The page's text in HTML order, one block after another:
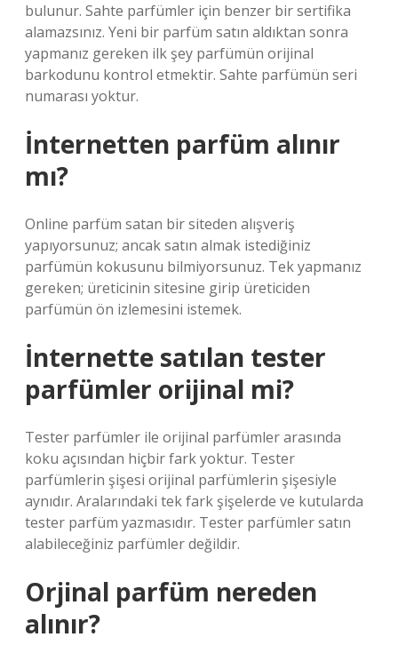
bulunur. Sahte parfümler için benzer bir sertifika
alamazsınız. Yeni bir parfüm satın aldıktan sonra
yapmanız gereken ilk şey parfümün orijinal
barkodunu kontrol etmektir. Sahte parfümün seri
numarası yoktur.
İnternetten parfüm alınır
mı?
Online parfüm satan bir siteden alışveriş
yapıyorsunuz; ancak satın almak istediğiniz
parfümün kokusunu bilmiyorsunuz. Tek yapmanız
gereken; üreticinin sitesine girip üreticiden
parfümün ön izlemesini istemek.
İnternette satılan tester
parfümler orijinal mi?
Tester parfümler ile orijinal parfümler arasında
koku açısından hiçbir fark yoktur. Tester
parfümlerin şişesi orijinal parfümlerin şişesiyle
aynıdır. Aralarındaki tek fark şişelerde ve kutularda
tester parfüm yazmasıdır. Tester parfümler satın
alabileceğiniz parfümler değildir.
Orjinal parfüm nereden
alınır?